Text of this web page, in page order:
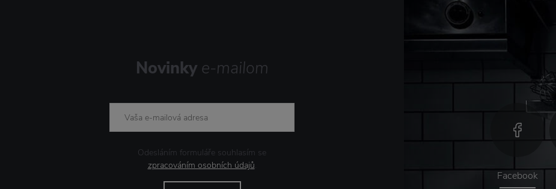
Novinky e-mailom
Odesláním formuláře souhlasím se
zpracováním osobních údajů.
Facebook